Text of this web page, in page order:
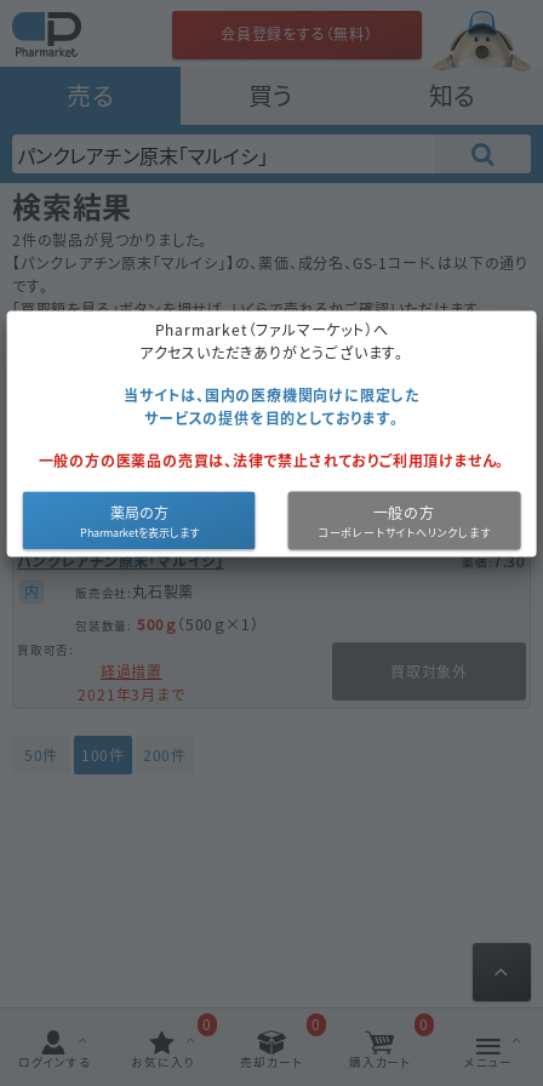
売る 買う 知る
会員登録をする（無料）
検索結果
2件の製品が見つかりました。
【パンクレアチン原末「マルイシ」 】の、薬価、成分名、GS-1コード、は以下の通り
です。
「買取額を見る」ボタンを押せば、いくらで売れるかご確認いただけます。
200件
パンクレアチン原末「マルイシ」
500ｇ （500ｇ×1）
ニプロ
経過措置
2021年3月まで
買取対象外
内
パンクレアチン原末「マルイシ」 7.30
500ｇ（500ｇ×1）
丸石製薬
経過措置
2021年3月まで
買取対象外
50件 100件 200件
ログインする お気に入り
0
売却カート
0
購入カート
0
メニュー
Pharmarket（ファルマーケット）へ
アクセスいただきありがとうございます。
当サイトは、国内の医療機関向けに限定した
サービスの提供を目的としております。
一般の方の医薬品の売買は、法律で禁止されておりご利用頂けません。
薬局の方 一般の方